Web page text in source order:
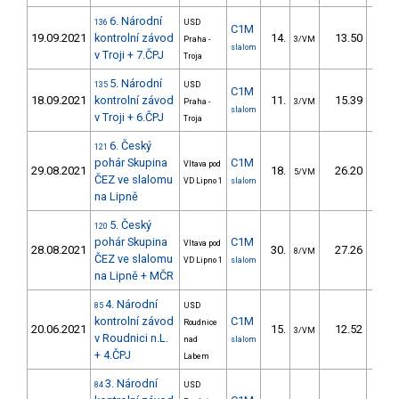
19.09.2021
136 6. Národní
kontrolní závod
v Troji + 7.ČPJ
USD
Praha -
Troja
C1M
slalom
14. 3/VM 13.50
18.09.2021
135 5. Národní
kontrolní závod
v Troji + 6.ČPJ
USD
Praha -
Troja
C1M
slalom
11. 3/VM 15.39
29.08.2021
121 6. Český
pohár Skupina
ČEZ ve slalomu
na Lipně
Vltava pod
VD Lipno 1
C1M
slalom
18. 5/VM 26.20
28.08.2021
120 5. Český
pohár Skupina
ČEZ ve slalomu
na Lipně + MČR
Vltava pod
VD Lipno 1
C1M
slalom
30. 8/VM 27.26
20.06.2021
85 4. Národní
kontrolní závod
v Roudnici n.L.
+ 4.ČPJ
USD
Roudnice
nad
Labem
C1M
slalom
15. 3/VM 12.52
84 3. Národní
USD